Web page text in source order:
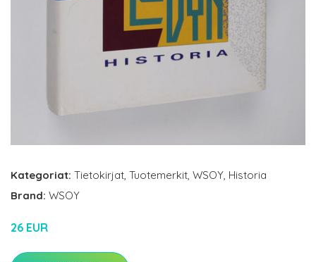
Kategoriat: Tietokirjat, Tuotemerkit, WSOY, Historia
Brand: WSOY
26 EUR